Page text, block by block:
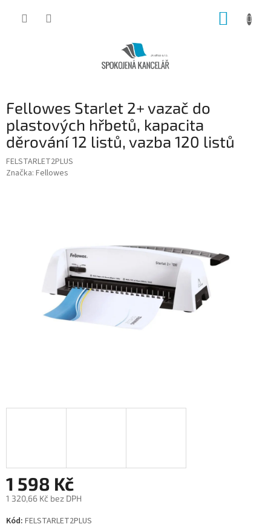
Fellowes Starlet 2+ vazač do
plastových hřbetů, kapacita
děrování 12 listů, vazba 120 listů
FELSTARLET2PLUS
Značka: Fellowes
1 598 Kč
1 320,66 Kč bez DPH
Měrná
cena:
Kód: FELSTARLET2PLUS